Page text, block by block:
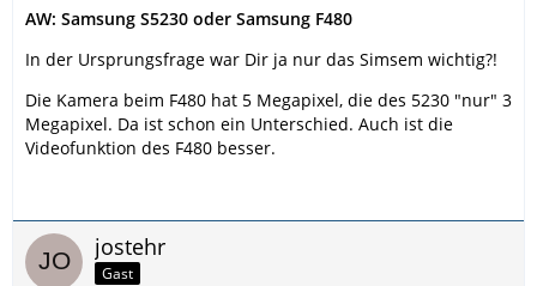
AW: Samsung S5230 oder Samsung F480
In der Ursprungsfrage war Dir ja nur das Simsem wichtig?!
Die Kamera beim F480 hat 5 Megapixel, die des 5230 "nur" 3
Megapixel. Da ist schon ein Unterschied. Auch ist die
Videofunktion des F480 besser.
jostehr
Gast